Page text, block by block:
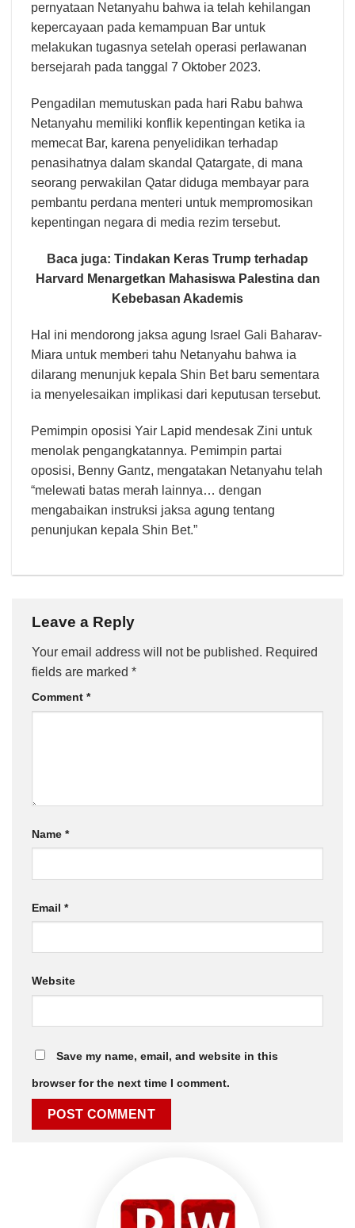
pernyataan Netanyahu bahwa ia telah kehilangan
kepercayaan pada kemampuan Bar untuk
melakukan tugasnya setelah operasi perlawanan
bersejarah pada tanggal 7 Oktober 2023.
Pengadilan memutuskan pada hari Rabu bahwa
Netanyahu memiliki konflik kepentingan ketika ia
memecat Bar, karena penyelidikan terhadap
penasihatnya dalam skandal Qatargate, di mana
seorang perwakilan Qatar diduga membayar para
pembantu perdana menteri untuk mempromosikan
kepentingan negara di media rezim tersebut.
Baca juga: Tindakan Keras Trump terhadap
Harvard Menargetkan Mahasiswa Palestina dan
Kebebasan Akademis
Hal ini mendorong jaksa agung Israel Gali Baharav-
Miara untuk memberi tahu Netanyahu bahwa ia
dilarang menunjuk kepala Shin Bet baru sementara
ia menyelesaikan implikasi dari keputusan tersebut.
Pemimpin oposisi Yair Lapid mendesak Zini untuk
menolak pengangkatannya. Pemimpin partai
oposisi, Benny Gantz, mengatakan Netanyahu telah
“melewati batas merah lainnya… dengan
mengabaikan instruksi jaksa agung tentang
penunjukan kepala Shin Bet.”
Leave a Reply
Your email address will not be published. Required
fields are marked *
Comment *
Name *
Email *
Website
Save my name, email, and website in this
browser for the next time I comment.